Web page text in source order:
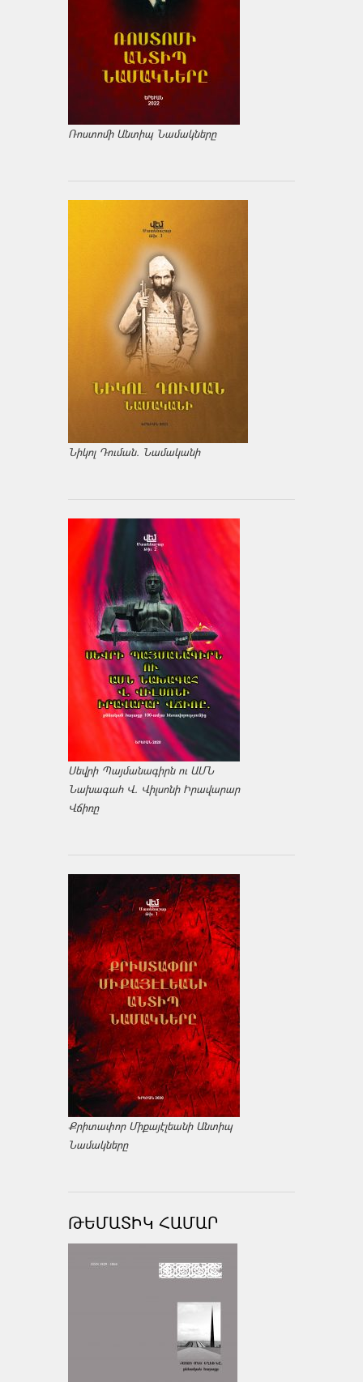
Ռոստոմի Անտիպ Նամակները
Նիկոլ Դուման. Նամականի
Սեվրի Պայմանագիրն ու ԱՄՆ
Նախագահ Վ. Վիլսոնի Իրավարար
Վճիռը
Քրիտափոր Միքայէլեանի Անտիպ
Նամակները
ԹԵՄԱՏԻԿ ՀԱՄԱՐ